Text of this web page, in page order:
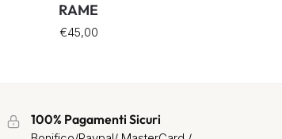
RAME
€45,00
100% Pagamenti Sicuri